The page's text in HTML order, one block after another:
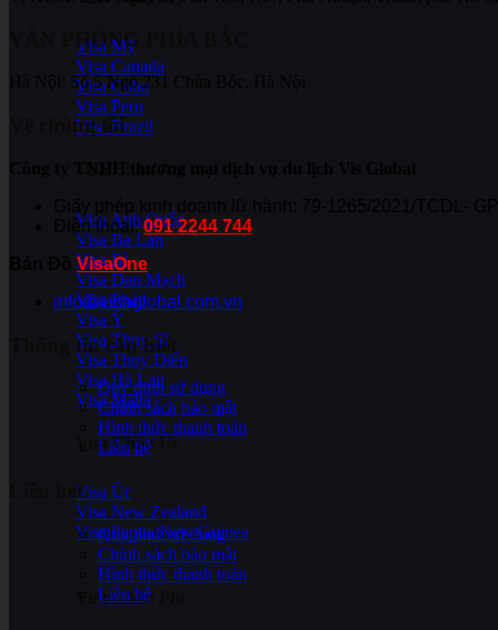
Visa Mỹ
Visa Canada
Visa Cuba
Visa Peru
Visa Brazil
Visa Anh Quốc
Visa Ba Lan
Visa Bỉ
Visa Đan Mạch
Visa Pháp
Visa Ý
Visa Thụy Sĩ
Visa Thụy Điển
Visa Hà Lan
Visa Malta
Visa Châu Úc
Visa Úc
Visa New Zealand
Visa Papua New Guinea
Visa Châu Phi
VĂN PHÒNG PHÍA BẮC
Hà Nội: Số 5 Ngõ 231 Chùa Bộc, Hà Nội
Về chúng tôi
Điện thoại:091 2244 744
Bản ĐồVisaOne
info@visaglobal.com.vn
Thông tin cần biết
Quy định sử dụng
Chính sách bảo mật
Hình thức thanh toán
Liên hệ
Liên kết
Quy định sử dụng
Chính sách bảo mật
Hình thức thanh toán
Liên hệ